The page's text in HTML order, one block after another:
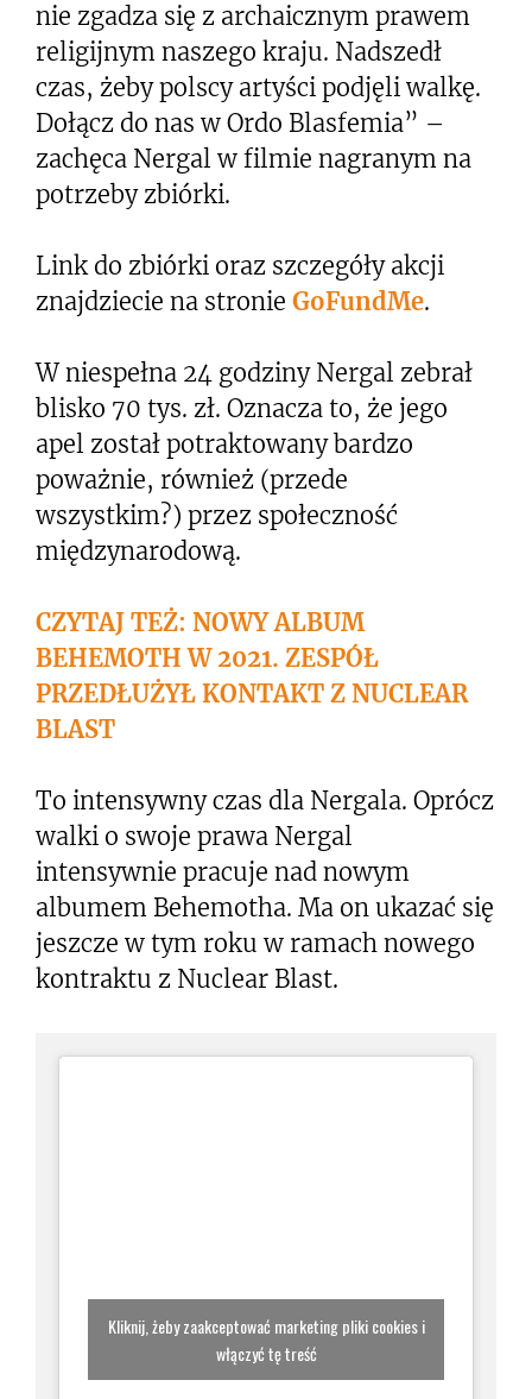
nie zgadza się z archaicznym prawem
religijnym naszego kraju. Nadszedł
czas, żeby polscy artyści podjęli walkę.
Dołącz do nas w Ordo Blasfemia” –
zachęca Nergal w filmie nagranym na
potrzeby zbiórki.
Link do zbiórki oraz szczegóły akcji
znajdziecie na stronie GoFundMe.
W niespełna 24 godziny Nergal zebrał
blisko 70 tys. zł. Oznacza to, że jego
apel został potraktowany bardzo
poważnie, również (przede
wszystkim?) przez społeczność
międzynarodową.
CZYTAJ TEŻ: NOWY ALBUM
BEHEMOTH W 2021. ZESPÓŁ
PRZEDŁUŻYŁ KONTAKT Z NUCLEAR
BLAST
To intensywny czas dla Nergala. Oprócz
walki o swoje prawa Nergal
intensywnie pracuje nad nowym
albumem Behemotha. Ma on ukazać się
jeszcze w tym roku w ramach nowego
kontraktu z Nuclear Blast.
Kliknij, żeby zaakceptować marketing pliki cookies i
włączyć tę treść